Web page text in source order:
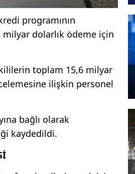
programının
dolarlık ödeme için
toplam 15,6 milyar
ilişkin personel
bağlı olarak
kaydedildi.